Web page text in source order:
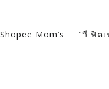
Mom’s
"วี ฟิต